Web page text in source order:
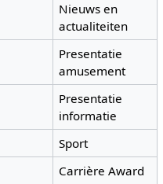
Nieuws en
actualiteiten
Presentatie
amusement
Presentatie
informatie
Sport
Carrière Award